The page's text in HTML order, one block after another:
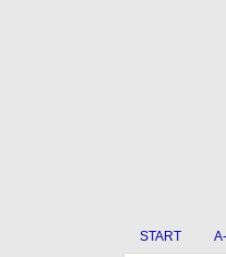
START